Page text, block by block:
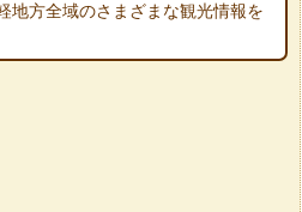
地方全域のさまざまな観光情報を